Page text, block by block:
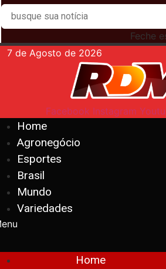
Feche
7 de Agosto de 2026
Facebook Instagram
Home
Agronegócio
Esportes
Brasil
Mundo
Variedades
Home